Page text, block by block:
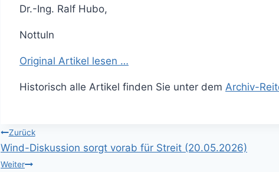
Dr.-Ing. Ralf Hubo,
Nottuln
Original Artikel lesen …
Historisch alle Artikel finden Sie unter dem Archiv-
Beitragsnavigation
Zurück
Wind-Diskussion sorgt vorab für Streit (20.05.2026)
Weiter